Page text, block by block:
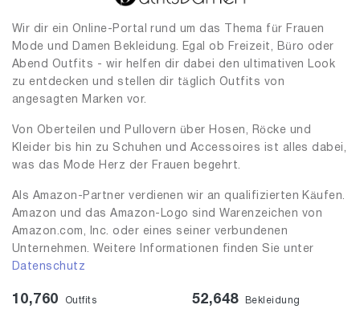
Wir dir ein Online-Portal rund um das Thema für Frauen
Mode und Damen Bekleidung. Egal ob Freizeit, Büro oder
Abend Outfits - wir helfen dir dabei den ultimativen Look
zu entdecken und stellen dir täglich Outfits von
angesagten Marken vor.
Von Oberteilen und Pullovern über Hosen, Röcke und
Kleider bis hin zu Schuhen und Accessoires ist alles dabei,
was das Mode Herz der Frauen begehrt.
Als Amazon-Partner verdienen wir an qualifizierten Käufen.
Amazon und das Amazon-Logo sind Warenzeichen von
Amazon.com, Inc. oder eines seiner verbundenen
Unternehmen. Weitere Informationen finden Sie unter
Datenschutz
10,760 Outfits 52,648 Bekleidung